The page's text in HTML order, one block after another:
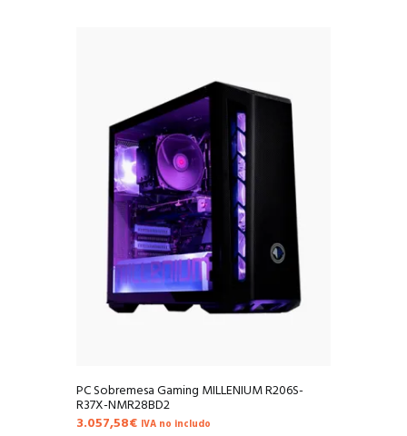
PC Sobremesa Gaming MILLENIUM R206S-
R37X-NMR28BD2
3.057,58€ IVA no includo